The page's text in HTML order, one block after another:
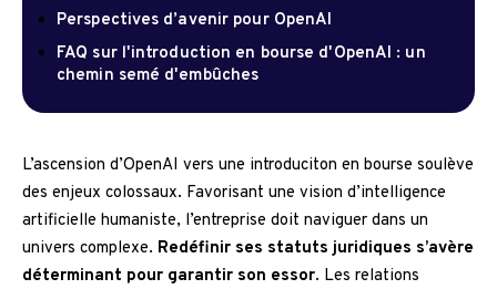
Perspectives d’avenir pour OpenAI
FAQ sur l'introduction en bourse d'OpenAI : un
chemin semé d'embûches
L’ascension d’OpenAI vers une introduciton en bourse soulève
des enjeux colossaux. Favorisant une vision d’intelligence
artificielle humaniste, l’entreprise doit naviguer dans un
univers complexe. Redéfinir ses statuts juridiques s’avère
déterminant pour garantir son essor. Les relations